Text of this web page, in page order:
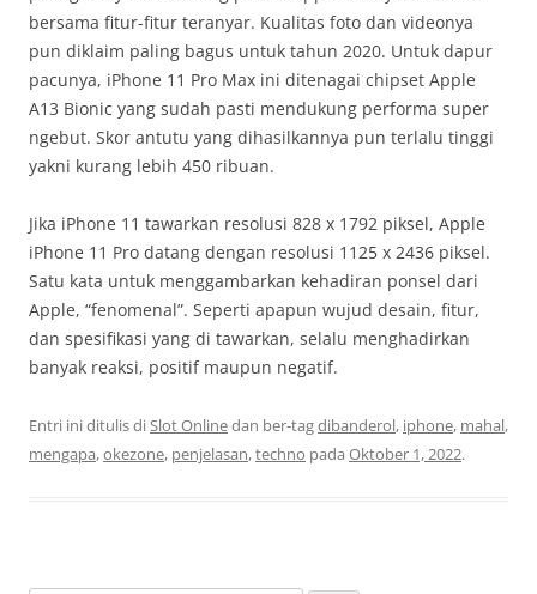
bersama fitur-fitur teranyar. Kualitas foto dan videonya
pun diklaim paling bagus untuk tahun 2020. Untuk dapur
pacunya, iPhone 11 Pro Max ini ditenagai chipset Apple
A13 Bionic yang sudah pasti mendukung performa super
ngebut. Skor antutu yang dihasilkannya pun terlalu tinggi
yakni kurang lebih 450 ribuan.
Jika iPhone 11 tawarkan resolusi 828 x 1792 piksel, Apple
iPhone 11 Pro datang dengan resolusi 1125 x 2436 piksel.
Satu kata untuk menggambarkan kehadiran ponsel dari
Apple, “fenomenal”. Seperti apapun wujud desain, fitur,
dan spesifikasi yang di tawarkan, selalu menghadirkan
banyak reaksi, positif maupun negatif.
Entri ini ditulis diSlot Onlinedan ber-tagdibanderol, iphone, mahal,
mengapa,okezone, penjelasan,techno pada Oktober 1, 2022.